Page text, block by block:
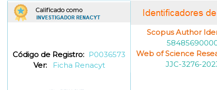
Código de Registro: P0036573
Ver:
Ficha Renacyt
Scopus Author
Web of Science
JJC-3276-